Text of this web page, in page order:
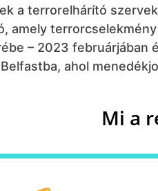
a terrorelhárító
amely
– 2023 februárjában
ahol
Mi a